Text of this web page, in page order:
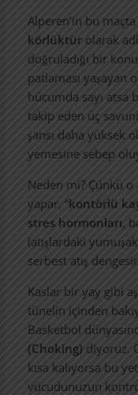
Alperen’in bu
körlüktür olarak
doğruladığı bir
patlaması yaşayan
hücumda sayı atsa
takip eden üç
şansı daha yüksek
yemesine sebep
Neden mi? Çünkü
yapar, “kontörlü
stres hormonları,
(atışlardaki
serbest atış
Kaslar bir yay gibi
tünelin içinden
Basketbol
(Choking) diyoruz.
kısa kalıyorsa bu
vücudunuzun